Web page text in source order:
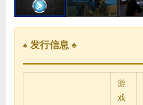
♠ 发行信息 ♠
游
戏